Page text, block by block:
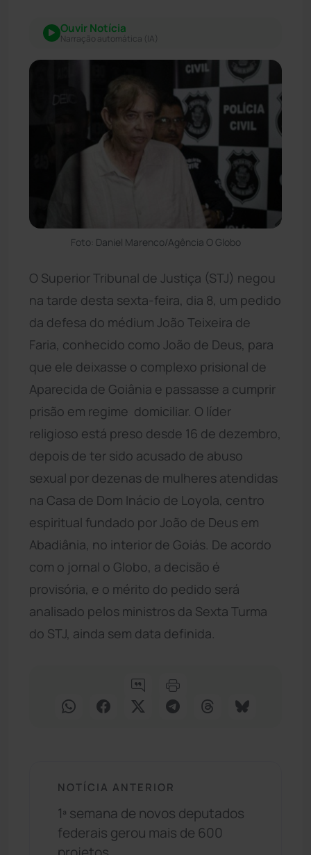
Ouvir Notícia
Narração automática (IA)
Foto: Daniel Marenco/Agência O Globo
O Superior Tribunal de Justiça (STJ) negou
na tarde desta sexta-feira, dia 8, um pedido
da defesa do médium João Teixeira de
Faria, conhecido como João de Deus, para
que ele deixasse o complexo prisional de
Aparecida de Goiânia e passasse a cumprir
prisão em regime domiciliar. O líder
religioso está preso desde 16 de dezembro,
depois de ter sido acusado de abuso
sexual por dezenas de mulheres atendidas
na Casa de Dom Inácio de Loyola, centro
espiritual fundado por João de Deus em
Abadiânia, no interior de Goiás. De acordo
com o jornal o Globo, a decisão é
provisória, e o mérito do pedido será
analisado pelos ministros da Sexta Turma
do STJ, ainda sem data definida.
NOTÍCIA ANTERIOR
1ª semana de novos deputados
federais gerou mais de 600